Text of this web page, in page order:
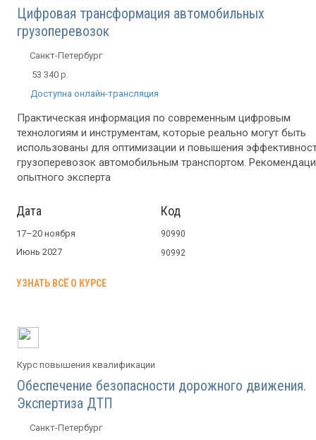
Цифровая трансформация автомобильных
грузоперевозок
Санкт-Петербург
53 340 р.
Доступна онлайн-трансляция
Практическая информация по современным цифровым
технологиям и инструментам, которые реально могут быть
использованы для оптимизации и повышения
грузоперевозок автомобильным транспортом.
опытного эксперта
Дата
17–20 ноября
Июнь 2027
Код
90990
90992
УЗНАТЬ ВСЁ О КУРСЕ
Курс повышения квалификации
Обеспечение безопасности дорожного движения.
Экспертиза ДТП
Санкт-Петербург